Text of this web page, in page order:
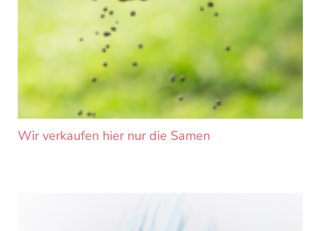
Wir verkaufen hier nur die Samen